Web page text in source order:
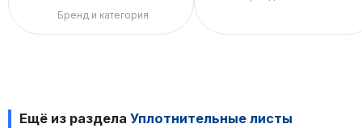
Бренд и категория
Ещё из раздела Уплотнительные листы